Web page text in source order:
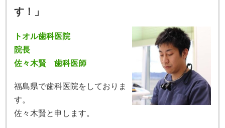
す！」
トオル歯科医院
院長
佐々木賢 歯科医師
福島県で歯科医院をしておりま
す。
佐々木賢と申します。